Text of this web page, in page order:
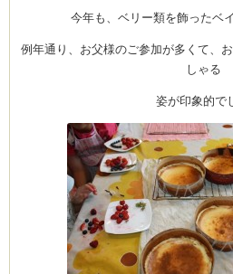
今年も、ベリー類を飾ったベ
例年通り、お父様のご参加が多くて、
しゃる
姿が印象的で